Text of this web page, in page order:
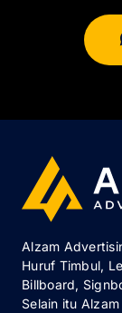
Alzam
Huruf Timbul,
Billboard,
Selain itu